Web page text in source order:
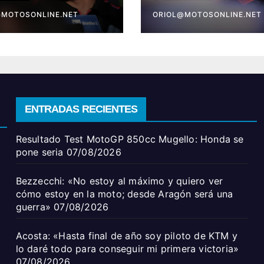
guerra»
victoria»
ORIOL@MOTOSONLINE.NET
ENTRADAS RECIENTES
Resultado Test MotoGP 850cc Mugello: Honda se
pone seria 07/08/2026
Bezzecchi: «No estoy al máximo y quiero ver
cómo estoy en la moto; desde Aragón será una
guerra» 07/08/2026
Acosta: «Hasta final de año soy piloto de KTM y
lo daré todo para conseguir mi primera victoria»
07/08/2026